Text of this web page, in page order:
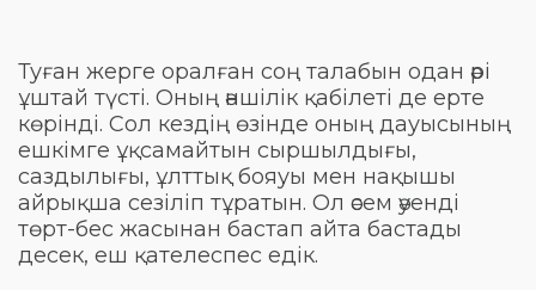
Туған жерге оралған соң талабын одан әрі
ұштай түсті. Оның әншілік қабілеті де ерте
көрінді. Сол кездің өзінде оның дауысының
ешкімге ұқсамайтын сыршылдығы,
саздылығы, ұлттық бояуы мен нақышы
айрықша сезіліп тұратын. Ол әсем әуенді
төрт-бес жасынан бастап айта бастады
десек, еш қателеспес едік.